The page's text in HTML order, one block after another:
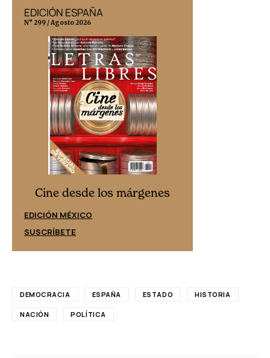
EDICIÓN ESPAÑA
N° 299 / Agosto 2026
Cine desde los márgenes
EDICIÓN MÉXICO
SUSCRÍBETE
DEMOCRACIA ESPAÑA ESTADO HISTORIA
NACIÓN POLÍTICA